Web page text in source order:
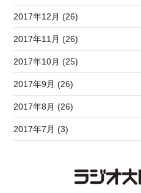
2017年12月 (26)
2017年11月 (26)
2017年10月 (25)
2017年9月 (26)
2017年8月 (26)
2017年7月 (3)